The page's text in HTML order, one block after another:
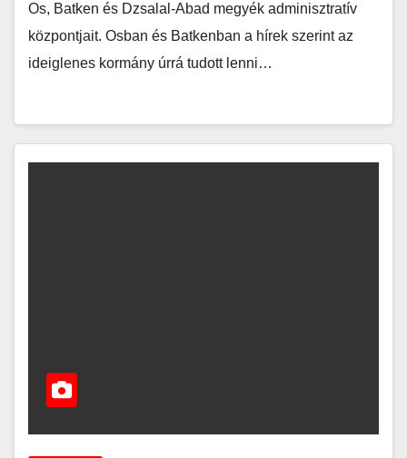
Os, Batken és Dzsalal-Abad megyék adminisztratív
központjait. Osban és Batkenban a hírek szerint az
ideiglenes kormány úrrá tudott lenni…